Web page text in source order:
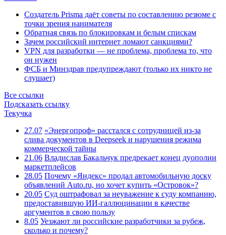
Создатель Prisma даёт советы по составлению резюме с
точки зрения нанимателя
Обратная связь по блокировкам и белым спискам
Зачем российский интернет ломают санкциями?
VPN для разработки — не проблема, проблема то, что
он нужен
ФСБ и Минздрав предупреждают (только их никто не
слушает)
Все ссылки
Подсказать ссылку
Текучка
27.07 «Энергопроф» расстался с сотрудницей из-за
слива документов в Deepseek и нарушения режима
коммерческой тайны
21.06 Владислав Бакальчук предрекает конец дуополии
маркетплейсов
28.05 Почему «Яндекс» продал автомобильную доску
объявлений Auto.ru, но хочет купить «Островок»?
20.05 Суд оштрафовал за неуважение к суду компанию,
предоставившую ИИ-галлюцинации в качестве
аргументов в свою пользу
8.05 Уезжают ли российские разработчики за рубеж,
сколько и почему?